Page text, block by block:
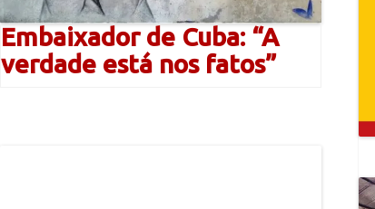
Embaixador de Cuba: “A
verdade está nos fatos”